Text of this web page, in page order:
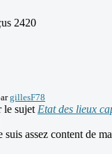
2420
gillesF78
le sujet Etat des lieux
assez content de